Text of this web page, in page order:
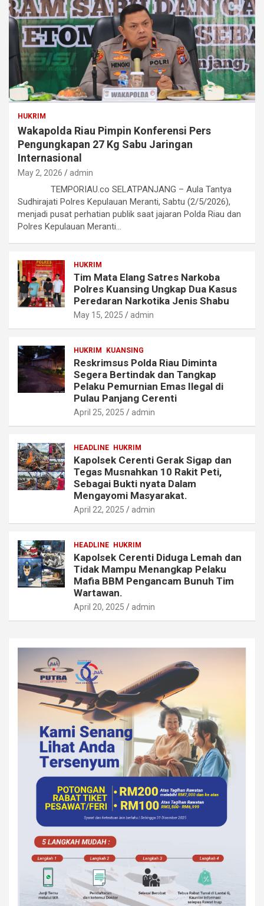
HUKRIM
Wakapolda Riau Pimpin Konferensi Pers
Pengungkapan 27 Kg Sabu Jaringan
Internasional
May 2, 2026 admin
TEMPORIAU.co SELATPANJANG – Aula Tantya
Sudhirajati Polres Kepulauan Meranti, Sabtu (2/5/2026),
menjadi pusat perhatian publik saat jajaran Polda Riau dan
Polres Kepulauan Meranti…
HUKRIM
Tim Mata Elang Satres Narkoba
Polres Kuansing Ungkap Dua Kasus
Peredaran Narkotika Jenis Shabu
May 15, 2025 admin
HUKRIM KUANSING
Reskrimsus Polda Riau Diminta
Segera Bertindak dan Tangkap
Pelaku Pemurnian Emas Ilegal di
Pulau Panjang Cerenti
April 25, 2025 admin
HEADLINE HUKRIM
Kapolsek Cerenti Gerak Sigap dan
Tegas Musnahkan 10 Rakit Peti,
Sebagai Bukti nyata Dalam
Mengayomi Masyarakat.
April 22, 2025 admin
HEADLINE HUKRIM
Kapolsek Cerenti Diduga Lemah dan
Tidak Mampu Menangkap Pelaku
Mafia BBM Pengancam Bunuh Tim
Wartawan.
April 20, 2025 admin